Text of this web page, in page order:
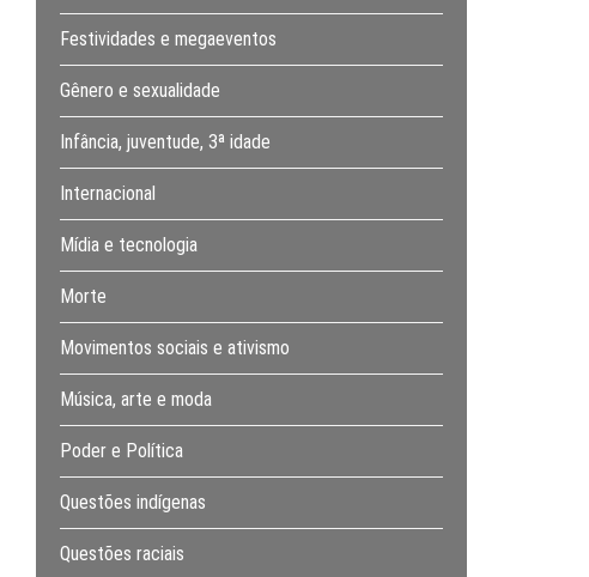
Festividades e megaeventos
Gênero e sexualidade
Infância, juventude, 3ª idade
Internacional
Mídia e tecnologia
Morte
Movimentos sociais e ativismo
Música, arte e moda
Poder e Política
Questões indígenas
Questões raciais